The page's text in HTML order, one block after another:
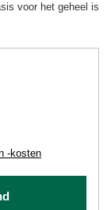
voor het geheel is
-kosten